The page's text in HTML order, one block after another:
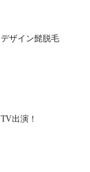
デザイン髭脱毛
TV出演！